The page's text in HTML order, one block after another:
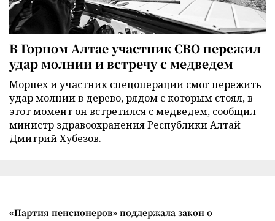
В Горном Алтае участник СВО пережил
удар молнии и встречу с медведем
Морпех и участник спецоперации смог пережить
удар молнии в дерево, рядом с которым стоял, в
этот момент он встретился с медведем, сообщил
министр здравоохранения Республики Алтай
Дмитрий Хубезов.
«Партия пенсионеров» поддержала закон о